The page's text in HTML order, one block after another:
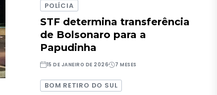
POLÍCIA
STF determina transferência
de Bolsonaro para a
Papudinha
15 DE JANEIRO DE 2026 7 MESES
BOM RETIRO DO SUL